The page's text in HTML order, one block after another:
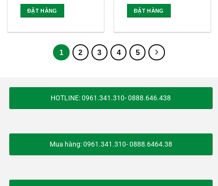
ĐẶT HÀNG ĐẶT HÀNG
1 2 3 4 5
HOTLINE: 0961.341.310- 0888.646.438
Mua hàng: 0961.341.310- 0888.6464.38